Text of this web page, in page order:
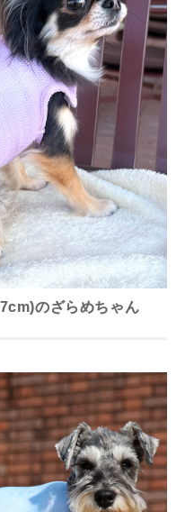
のざらめちゃん